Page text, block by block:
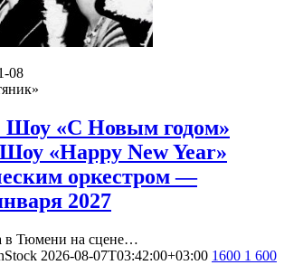
08
«С Новым годом»
«Happy New Year»
оркестром —
2027
в Тюмени на сцене…
2026-08-07T03:42:00+03:00 1600 1 600